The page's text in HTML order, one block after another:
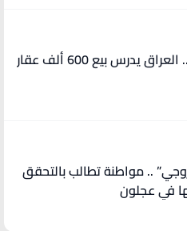
قيمتها 150 مليار دولار .. العراق يدرس بيع 600 ألف عقار
تسببت لي بمشكلة مع زوجي” .. مواطنة تطالب بالتحقق
في عجلون